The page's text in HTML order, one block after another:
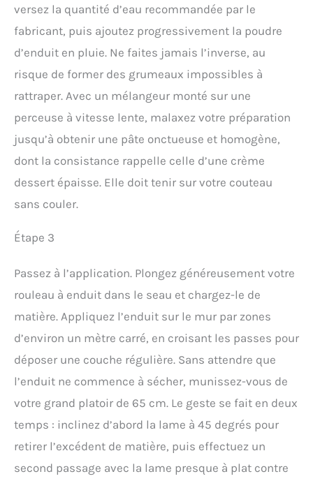
versez la quantité d’eau recommandée par le
fabricant, puis ajoutez progressivement la poudre
d’enduit en pluie. Ne faites jamais l’inverse, au
risque de former des grumeaux impossibles à
rattraper. Avec un mélangeur monté sur une
perceuse à vitesse lente, malaxez votre préparation
jusqu’à obtenir une pâte onctueuse et homogène,
dont la consistance rappelle celle d’une crème
dessert épaisse. Elle doit tenir sur votre couteau
sans couler.
Étape 3
Passez à l’application. Plongez généreusement votre
rouleau à enduit dans le seau et chargez-le de
matière. Appliquez l’enduit sur le mur par zones
d’environ un mètre carré, en croisant les passes pour
déposer une couche régulière. Sans attendre que
l’enduit ne commence à sécher, munissez-vous de
votre grand platoir de 65 cm. Le geste se fait en deux
temps : inclinez d’abord la lame à 45 degrés pour
retirer l’excédent de matière, puis effectuez un
second passage avec la lame presque à plat contre